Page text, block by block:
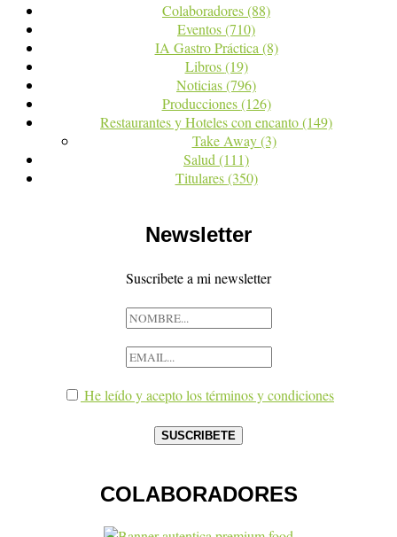
Colaboradores(88)
Eventos(710)
IA Gastro Práctica(8)
Libros(19)
Noticias(796)
Producciones(126)
Restaurantes y Hoteles con encanto(149)
Take Away(3)
Salud(111)
Titulares(350)
Newsletter
Suscribete a mi newsletter
He leído y acepto los términos y condiciones
COLABORADORES